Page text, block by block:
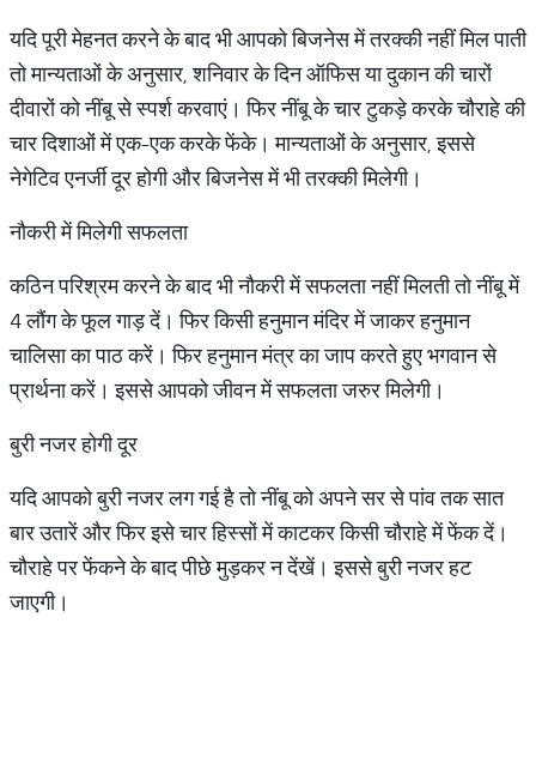
यदि पूरी मेहनत करने के बाद भी आपको बिजनेस में तरक्की नहीं मिल पाती
तो मान्यताओं के अनुसार, शनिवार के दिन ऑफिस या दुकान की चारों
दीवारों को नींबू से स्पर्श करवाएं। फिर नींबू के चार टुकड़े करके चौराहे की
चार दिशाओं में एक-एक करके फेंके। मान्यताओं के अनुसार, इससे
नेगेटिव एनर्जी दूर होगी और बिजनेस में भी तरक्की मिलेगी।
नौकरी में मिलेगी सफलता
कठिन परिश्रम करने के बाद भी नौकरी में सफलता नहीं मिलती तो नींबू में
4 लौंग के फूल गाड़ दें। फिर किसी हनुमान मंदिर में जाकर हनुमान
चालिसा का पाठ करें। फिर हनुमान मंत्र का जाप करते हुए भगवान से
प्रार्थना करें। इससे आपको जीवन में सफलता जरुर मिलेगी।
बुरी नजर होगी दूर
यदि आपको बुरी नजर लग गई है तो नींबू को अपने सर से पांव तक सात
बार उतारें और फिर इसे चार हिस्सों में काटकर किसी चौराहे में फेंक दें।
चौराहे पर फेंकने के बाद पीछे मुड़कर न देंखें। इससे बुरी नजर हट
जाएगी।